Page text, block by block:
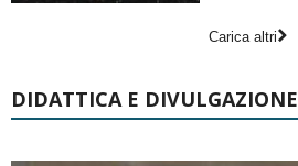
Carica altri
DIDATTICA E DIVULGAZIONE